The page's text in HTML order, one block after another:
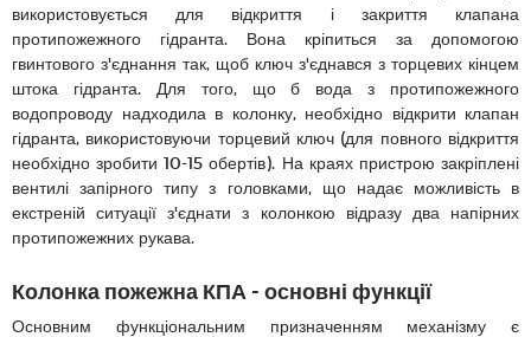
використовується для відкриття і закриття клапана
протипожежного гідранта. Вона кріпиться за допомогою
гвинтового з'єднання так, щоб ключ з'єднався з торцевих кінцем
штока гідранта. Для того, що б вода з протипожежного
водопроводу надходила в колонку, необхідно відкрити клапан
гідранта, використовуючи торцевий ключ (для повного відкриття
необхідно зробити 10-15 обертів). На краях пристрою закріплені
вентилі запірного типу з головками, що надає можливість в
екстреній ситуації з'єднати з колонкою відразу два напірних
протипожежних рукава.
Колонка пожежна КПА - основні функції
Основним функціональним призначенням механізму є